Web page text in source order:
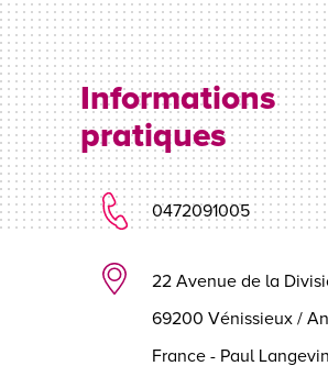
Informations
pratiques
0472091005
22 Avenue de la
69200 Vénissieux /
France - Paul Langevin